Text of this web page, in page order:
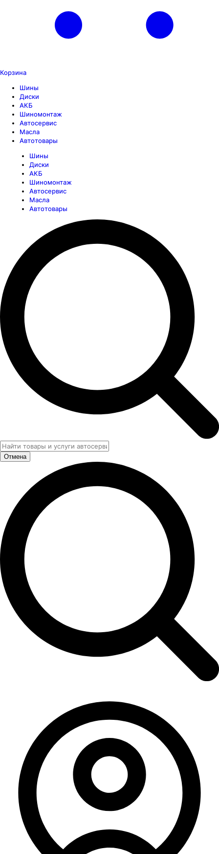
Корзина
Шины
Диски
АКБ
Шиномонтаж
Автосервис
Масла
Автотовары
Шины
Диски
АКБ
Шиномонтаж
Автосервис
Масла
Автотовары
Отмена